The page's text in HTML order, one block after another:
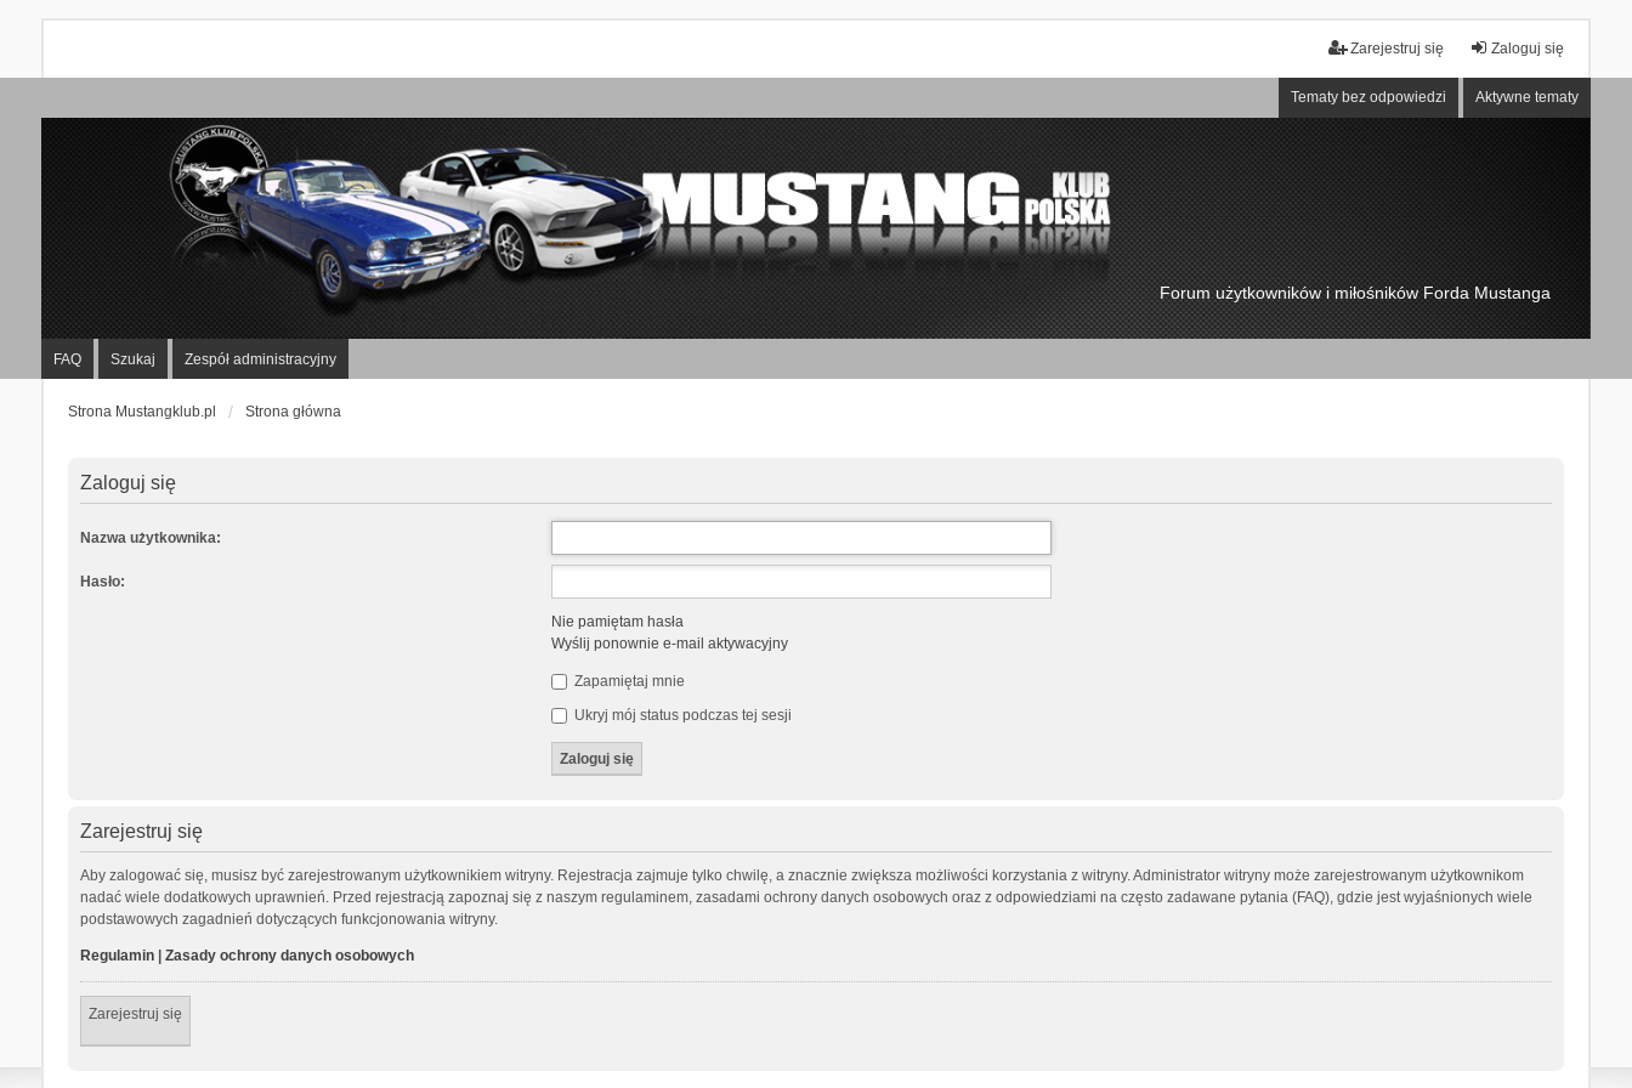
Zaloguj się
Zarejestruj się
Tematy bez odpowiedzi Aktywne tematy
Forum użytkowników i miłośników Forda Mustanga
FAQ Szukaj Zespół administracyjny
Strona Mustangklub.pl Strona główna
Zaloguj się
Nazwa użytkownika:
Hasło:
Nie pamiętam hasła
Wyślij ponownie e-mail aktywacyjny
Zapamiętaj mnie
Ukryj mój status podczas tej sesji
Zarejestruj się
Aby zalogować się, musisz być zarejestrowanym użytkownikiem witryny. Rejestracja zajmuje tylko chwilę, a znacznie zwiększa możliwości korzystania z witryny. Administrator witryny może zarejestrowanym użytkownikom
nadać wiele dodatkowych uprawnień. Przed rejestracją zapoznaj się z naszym regulaminem, zasadami ochrony danych osobowych oraz z odpowiedziami na często zadawane pytania (FAQ), gdzie jest wyjaśnionych wiele
podstawowych zagadnień dotyczących funkcjonowania witryny.
Regulamin| Zasady ochrony danych osobowych
Zarejestruj się